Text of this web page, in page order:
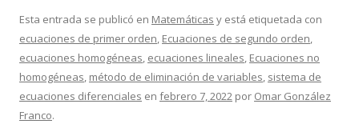
Esta entrada se publicó en Matemáticas y está etiquetada con
ecuaciones de primer orden, Ecuaciones de segundo orden,
ecuaciones homogéneas, ecuaciones lineales, Ecuaciones no
homogéneas, método de eliminación de variables, sistema de
ecuaciones diferenciales en febrero 7, 2022 por Omar González
Franco.